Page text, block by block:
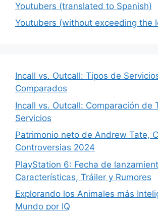
Youtubers (translated to Spanish)
Youtubers (without exceeding the
Incall vs. Outcall: Tipos de
Comparados
Incall vs. Outcall: Comparación de
Servicios
Patrimonio neto de Andrew Tate,
Controversias 2024
PlayStation 6: Fecha de
Características, Tráiler y Rumores
Explorando los Animales más
Mundo por IQ